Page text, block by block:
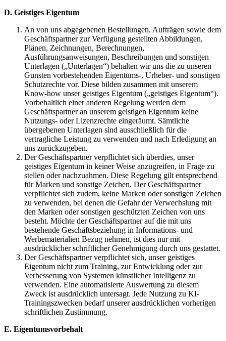
D. Geistiges Eigentum
An von uns abgegebenen Bestellungen, Aufträgen sowie dem
Geschäftspartner zur Verfügung gestellten Abbildungen,
Plänen, Zeichnungen, Berechnungen,
Ausführungsanweisungen, Beschreibungen und sonstigen
Unterlagen („Unterlagen“) behalten wir uns die zu unseren
Gunsten vorbestehenden Eigentums-, Urheber- und sonstigen
Schutzrechte vor. Diese bilden zusammen mit unserem
Know-how unser geistiges Eigentum („geistiges Eigentum“).
Vorbehaltlich einer anderen Regelung werden dem
Geschäftspartner an unserem geistigen Eigentum keine
Nutzungs- oder Lizenzrechte eingeräumt. Sämtliche
übergebenen Unterlagen sind ausschließlich für die
vertragliche Leistung zu verwenden und nach Erledigung an
uns zurückzugeben.
Der Geschäftspartner verpflichtet sich überdies, unser
geistiges Eigentum in keiner Weise anzugreifen, in Frage zu
stellen oder nachzuahmen. Diese Regelung gilt entsprechend
für Marken und sonstige Zeichen. Der Geschäftspartner
verpflichtet sich zudem, keine Marken oder sonstigen Zeichen
zu verwenden, bei denen die Gefahr der Verwechslung mit
den Marken oder sonstigen geschützten Zeichen von uns
besteht. Möchte der Geschäftspartner auf die mit uns
bestehende Geschäftsbeziehung in Informations- und
Werbematerialien Bezug nehmen, ist dies nur mit
ausdrücklicher schriftlicher Genehmigung durch uns gestattet.
Der Geschäftspartner verpflichtet sich, unser geistiges
Eigentum nicht zum Training, zur Entwicklung oder zur
Verbesserung von Systemen künstlicher Intelligenz zu
verwenden. Eine automatisierte Auswertung zu diesem
Zweck ist ausdrücklich untersagt. Jede Nutzung zu KI-
Trainingszwecken bedarf unserer ausdrücklichen vorherigen
schriftlichen Zustimmung.
E. Eigentumsvorbehalt